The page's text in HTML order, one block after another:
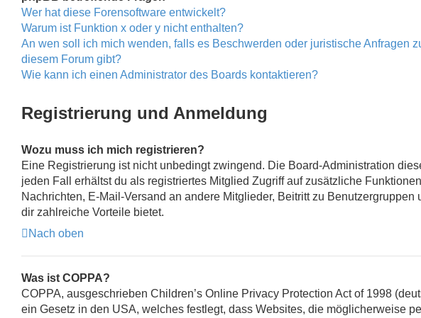
Wer hat diese Forensoftware entwickelt?
Warum ist Funktion x oder y nicht enthalten?
An wen soll ich mich wenden, falls es Beschwerden oder juristische Anfragen
diesem Forum gibt?
Wie kann ich einen Administrator des Boards kontaktieren?
Registrierung und Anmeldung
Wozu muss ich mich registrieren?
Eine Registrierung ist nicht unbedingt zwingend. Die Board-Administration
jeden Fall erhältst du als registriertes Mitglied Zugriff auf zusätzliche
Nachrichten, E-Mail-Versand an andere Mitglieder, Beitritt zu
dir zahlreiche Vorteile bietet.
Nach oben
Was ist COPPA?
COPPA, ausgeschrieben Children’s Online Privacy Protection Act of 1998
ein Gesetz in den USA, welches festlegt, dass Websites, die möglicherweise